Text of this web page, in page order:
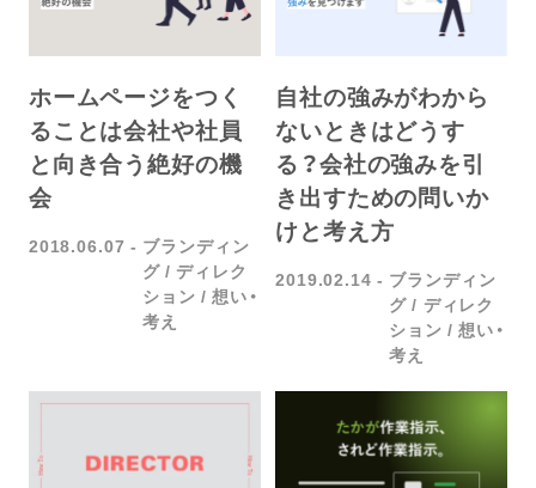
ホームページをつく
ることは会社や社員
と向き合う絶好の機
会
2018.06.07
ブランディン
グ
ディレク
ション
想い・
考え
自社の強みがわから
ないときはどうす
る？会社の強みを引
き出すための問いか
けと考え方
2019.02.14
ブランディン
グ
ディレク
ション
想い・
考え